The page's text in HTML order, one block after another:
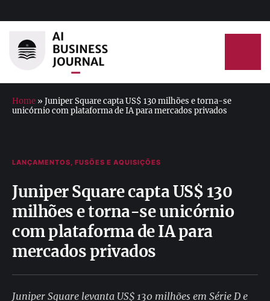
Home » Juniper Square capta US$ 130 milhões e torna-se
unicórnio com plataforma de IA para mercados privados
LANÇAMENTOS, FUSÕES E AQUISIÇÕES
Juniper Square capta US$ 130
milhões e torna-se unicórnio
com plataforma de IA para
mercados privados
Juniper Square levanta US$ 130 milhões em Série D e